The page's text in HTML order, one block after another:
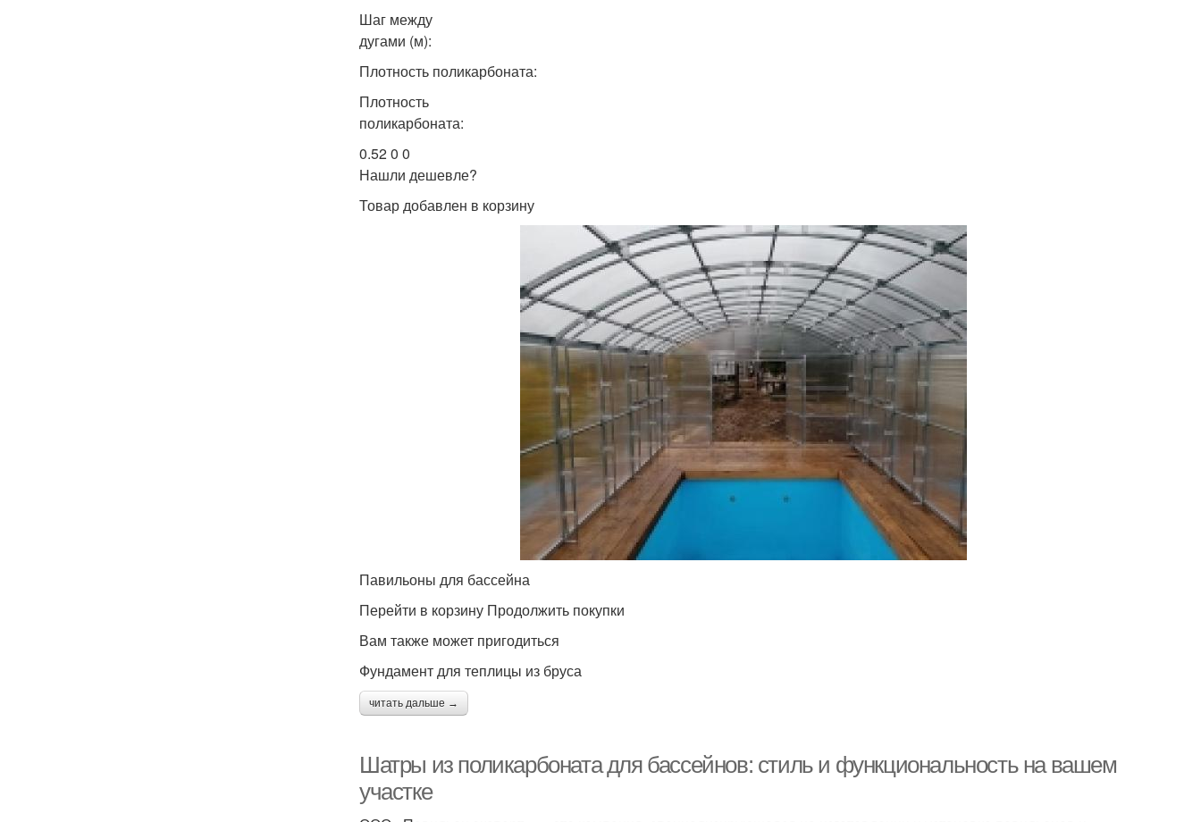
Шаг между
дугами (м):
Плотность поликарбоната:
Плотность
поликарбоната:
0.52 0 0
Нашли дешевле?
Товар добавлен в корзину
Павильоны для бассейна
Перейти в корзину Продолжить покупки
Вам также может пригодиться
Фундамент для теплицы из бруса
читать дальше →
Шатры из поликарбоната для бассейнов: стиль и функциональность на вашем
участке